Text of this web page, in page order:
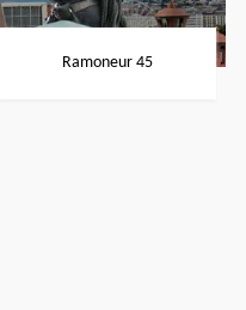
Ramoneur 45